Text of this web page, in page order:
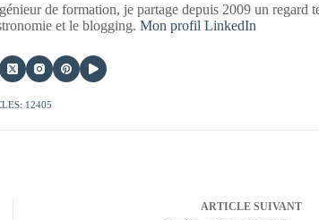
de formation, je partage depuis 2009 un regard
et le blogging.Mon profil LinkedIn
12405
ARTICLESUIVANT